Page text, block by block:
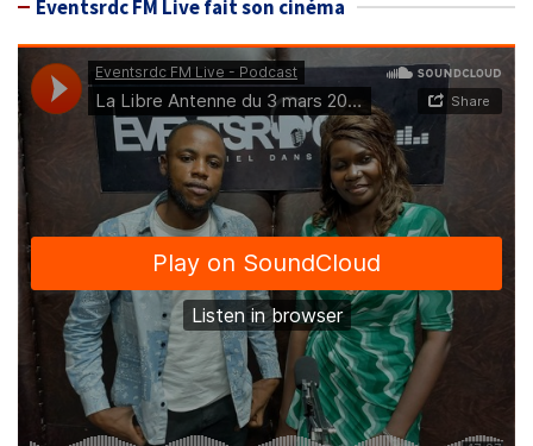
Eventsrdc FM Live fait son cinéma